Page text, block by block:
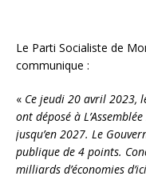
Le Parti Socialiste de
communique :
« Ce jeudi 20 avril 2023,
ont déposé à
jusqu’en 2027. Le
publique de 4 points.
milliards d’économies